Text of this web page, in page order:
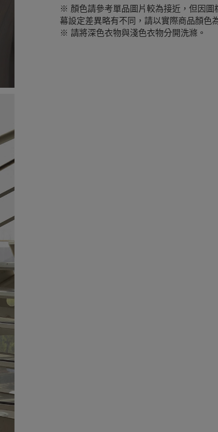
※ 顏色請參考單品圖片較為接近，但因圖
幕設定差異略有不同，請以實際商品顏色
※ 請將深色衣物與淺色衣物分開洗滌。